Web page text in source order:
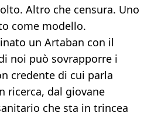
Altro che censura. Uno
come modello.
un Artaban con il
noi può sovrapporre i
credente di cui parla
ricerca, dal giovane
che sta in trincea